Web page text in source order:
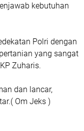
kebutuhan
Polri dengan
yang sangat
Zuharis.
dan lancar,
Om Jeks )